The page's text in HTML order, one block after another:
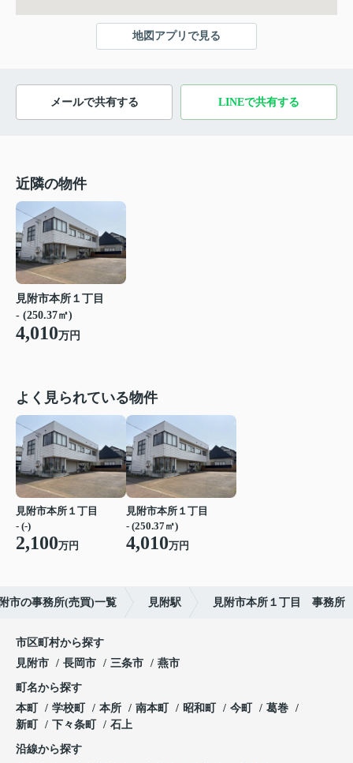
地図アプリで見る
メールで共有する LINEで共有する
近隣の物件
見附市本所１丁目
- (250.37㎡)
4,010万円
よく見られている物件
見附市本所１丁目
- (-)
2,100万円
見附市本所１丁目
- (250.37㎡)
4,010万円
市の事務所(売買)一覧 見附駅 見附市本所１丁目 事務所
市区町村から探す
見附市
長岡市 三条市 燕市
町名から探す
本町
学校町 本所 南本町 昭和町 今町
葛巻
新町
下々条町 石上
沿線から探す